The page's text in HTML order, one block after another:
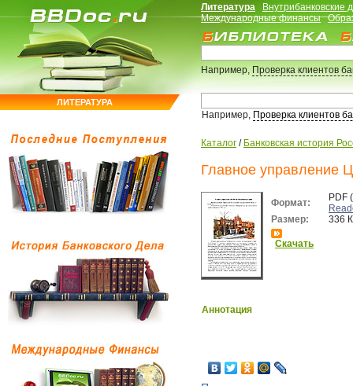
ЛИТЕРАТУРА
Литература
Внутрибанковские
Международные финансы
Например,Проверка клиентов
Например, Проверка клиентов
Каталог / Банковская история
Главное управление
Формат:
PDF
Размер:
336
Скачать
Аннотация